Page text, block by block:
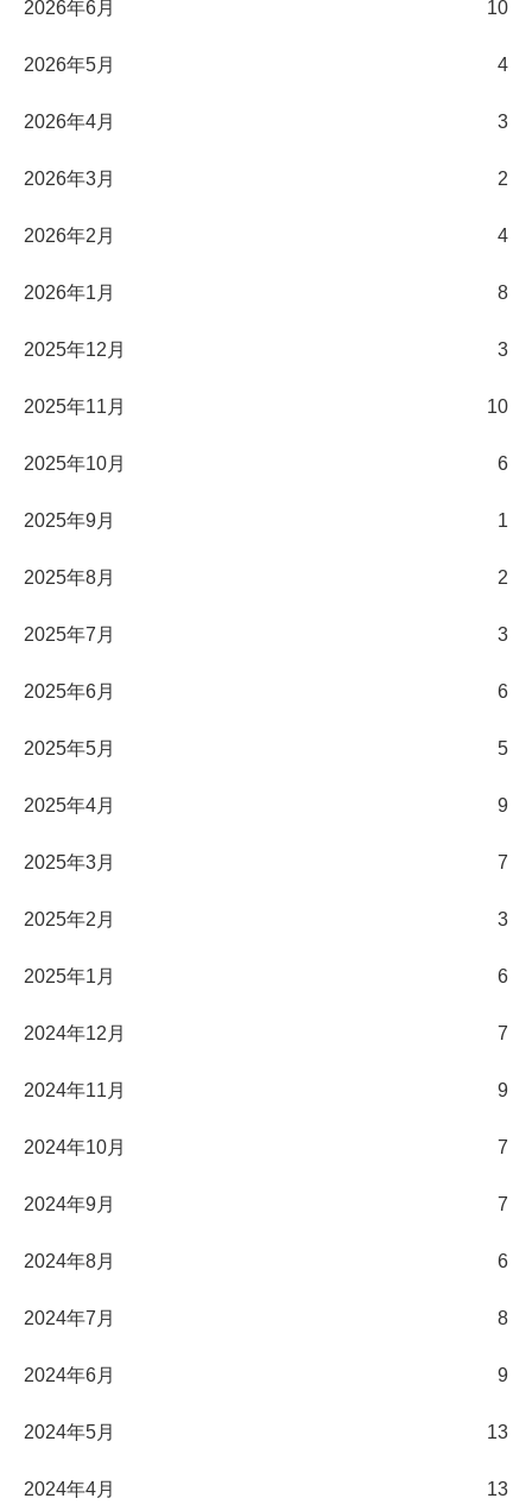
2026年6月 10
2026年5月 4
2026年4月 3
2026年3月 2
2026年2月 4
2026年1月 8
2025年12月 3
2025年11月 10
2025年10月 6
2025年9月 1
2025年8月 2
2025年7月 3
2025年6月 6
2025年5月 5
2025年4月 9
2025年3月 7
2025年2月 3
2025年1月 6
2024年12月 7
2024年11月 9
2024年10月 7
2024年9月 7
2024年8月 6
2024年7月 8
2024年6月 9
2024年5月 13
2024年4月 13